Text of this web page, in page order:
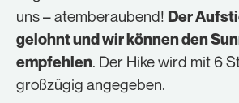
uns – atemberaubend! Der
gelohnt und wir können den
empfehlen . Der Hike wird mit 6
großzügig angegeben.